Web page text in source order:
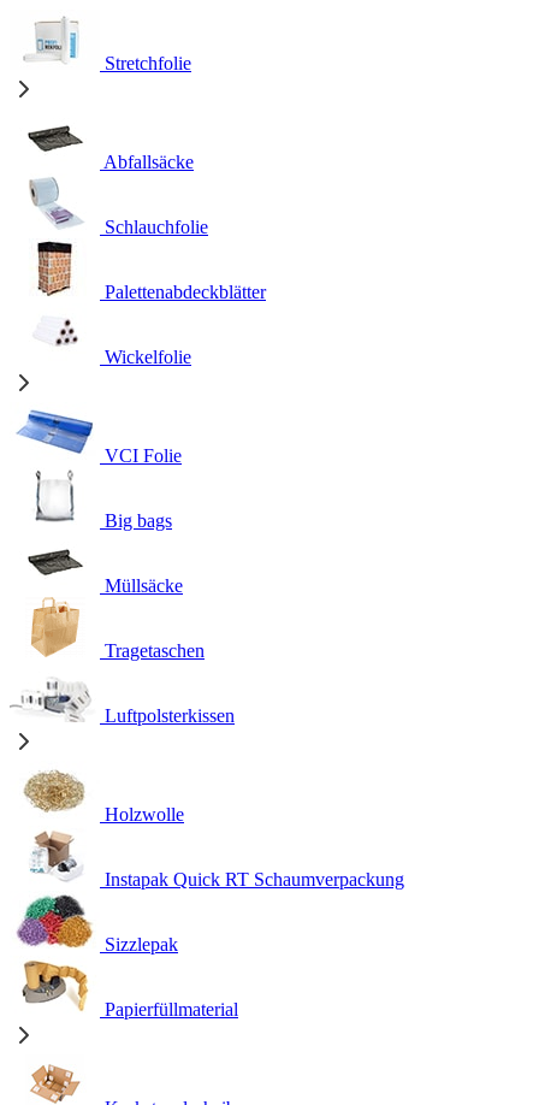
Stretchfolie
Abfallsäcke
Schlauchfolie
Palettenabdeckblätter
Wickelfolie
VCI Folie
Big bags
Müllsäcke
Tragetaschen
Luftpolsterkissen
Holzwolle
Instapak Quick RT Schaumverpackung
Sizzlepak
Papierfüllmaterial